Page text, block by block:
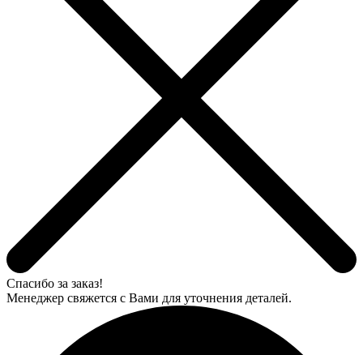
Спасибо за заказ!
Менеджер свяжется с Вами для уточнения деталей.